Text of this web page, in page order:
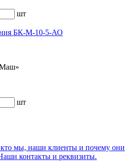
шт
БК-М-10-5-АО
шт
кто мы, наши клиенты и почему они
контакты и реквизиты.